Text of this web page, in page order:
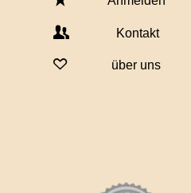
Kontakt
über uns